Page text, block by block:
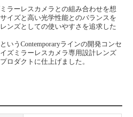
ラーレスカメラとの組み合わせを想
イズと高い光学性能とのバランスを
ンズとしての使いやすさを追求した
いうContemporaryラインの開発コンセ
ズミラーレスカメラ専用設計レンズ
ロダクトに仕上げました。